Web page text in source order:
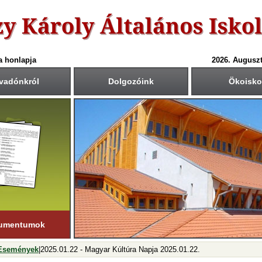
honlapja
2026.
Dolgozóink
nap:
1. (hétfő)
tanítási nap:
19. (péntek)
napok száma:
nap
félév
23-igtart.
Csengetési rend
1.: 755- 840
2.: 900 - 9 45
3.: 9 55- 10 40
4.: 1050 35
5.: 11 45- 12 30
6.: 1240 - 13
7.: 1345 - 1430
8.: 1435- 1520
9.: 15 20- 1605
Krétában kiértesített
|2025.01.22 - Magyar Kúltúra Napja 2025.01.22.